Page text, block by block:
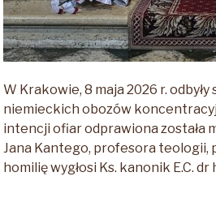
W Krakowie, 8 maja 2026 r.
niemieckich obozów
intencji ofiar odprawiona została
Jana Kantego, profesora teologii,
homilię wygłosi Ks. kanonik E.C.